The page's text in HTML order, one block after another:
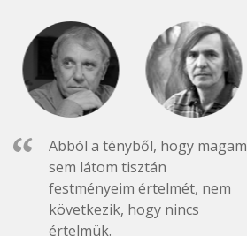
Abból a tényből, hogy magam
sem látom tisztán
festményeim értelmét, nem
következik, hogy nincs
értelmük.